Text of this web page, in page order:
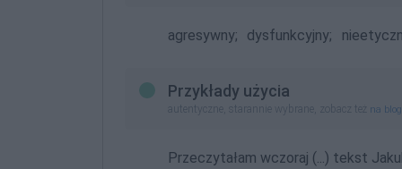
agresywny; dysfunkcyjny;
Przykłady użycia
autentyczne, starannie wybrane, zobacz też na
Przeczytałam wczoraj (...) tekst